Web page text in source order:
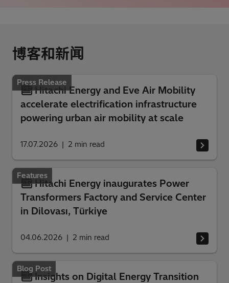
博客和新闻
Press Release
Hitachi Energy and Eve Air Mobility
accelerate electrification infrastructure
powering urban air mobility at scale
17.07.2026 2 min read
Features
Hitachi Energy inaugurates Power
Transformers Factory and Service Center
in Dilovası, Türkiye
04.06.2026 2 min read
Blog Post
Insights on Digital Energy Transition